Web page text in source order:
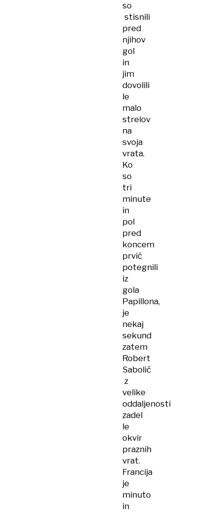
so
stisnili
pred
njihov
gol
in
jim
dovolili
le
malo
strelov
na
svoja
vrata.
Ko
so
tri
minute
in
pol
pred
koncem
prvič
potegnili
iz
gola
Papillona,
je
nekaj
sekund
zatem
Robert
Sabolič
z
velike
oddaljenosti
zadel
le
okvir
praznih
vrat.
Francija
je
minuto
in